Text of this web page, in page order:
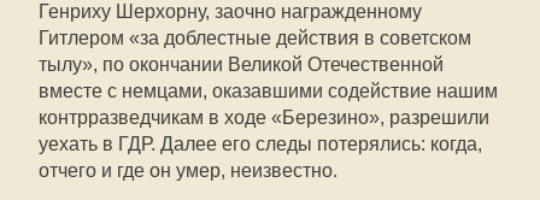
Генриху Шерхорну, заочно награжденному
Гитлером «за доблестные действия в советском
тылу», по окончании Великой Отечественной
вместе с немцами, оказавшими содействие нашим
контрразведчикам в ходе «Березино», разрешили
уехать в ГДР. Далее его следы потерялись: когда,
отчего и где он умер, неизвестно.